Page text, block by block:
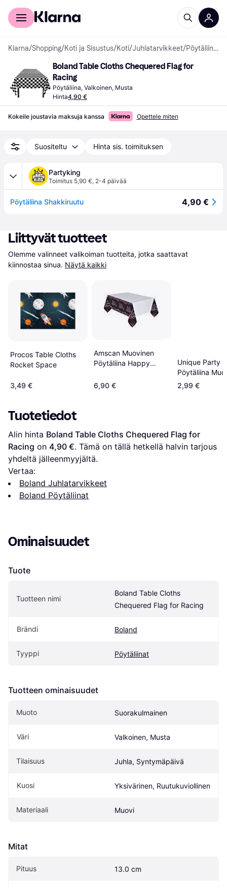
Kuluttajille
Klarna/Shopping/Koti ja Sisustus/Koti/Juhlatarvikkeet/ Pöytäliinat
Boland Table Cloths Chequered Flag for
Racing
Pöytäliina, Valkoinen, Musta
Hinta4,90 €
Kokeile joustavia maksuja kanssa Opettele miten
Suositeltu Hinta sis. toimituksen
Partyking
Toimitus 5,90 €, 2-4 päivää
Pöytäliina Shakkiruutu 4,90 €
Liittyvät tuotteet
Olemme valinneet valikoiman tuotteita, jotka saattavat
kiinnostaa sinua. Näytä kaikki
Procos Table Cloths
Rocket Space
3,49 €
Amscan Muovinen
Pöytäliina Happy
Vaaleanpunainen
6,90 €
Unique Party
Pöytäliina
Keltainen
2,99 €
Tuotetiedot
Alin hinta Boland Table Cloths Chequered Flag for
Racing on 4,90 €. Tämä on tällä hetkellä halvin tarjous
yhdeltä jälleenmyyjältä.
Vertaa:
Boland Juhlatarvikkeet
Boland Pöytäliinat
Ominaisuudet
Tuote
Tuotteen nimi
Boland Table Cloths
Chequered Flag for Racing
Brändi Boland
Tyyppi Pöytäliinat
Tuotteen ominaisuudet
Muoto Suorakulmainen
Väri Valkoinen, Musta
Tilaisuus Juhla, Syntymäpäivä
Kuosi Yksivärinen, Ruutukuviollinen
Materiaali Muovi
Mitat
Pituus 13.0 cm